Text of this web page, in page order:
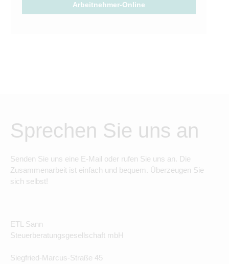
Arbeitnehmer-Online
Sprechen Sie uns an
Senden Sie uns eine E-Mail oder rufen Sie uns an. Die
Zusammenarbeit ist einfach und bequem. Überzeugen Sie
sich selbst!
ETL Sann
Steuerberatungsgesellschaft mbH
Siegfried-Marcus-Straße 45